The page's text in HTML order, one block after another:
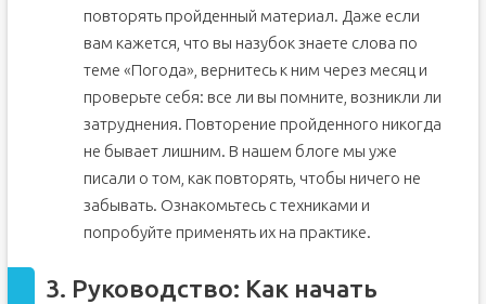
повторять пройденный материал. Даже если
вам кажется, что вы назубок знаете слова по
теме «Погода», вернитесь к ним через месяц и
проверьте себя: все ли вы помните, возникли ли
затруднения. Повторение пройденного никогда
не бывает лишним. В нашем блоге мы уже
писали о том, как повторять, чтобы ничего не
забывать. Ознакомьтесь с техниками и
попробуйте применять их на практике.
3. Руководство: Как начать